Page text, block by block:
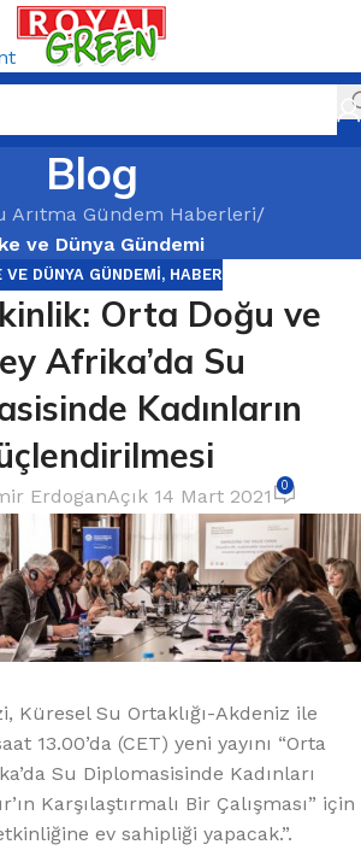
Blog
Arıtma Gündem Haberleri/
ve Dünya Gündemi
VE DÜNYA GÜNDEMI, HABER
Orta Doğu ve
Afrika’da Su
Kadınların
ErdoganAçık 14 Mart 2021 0
Küresel Su Ortaklığı-Akdeniz ile
13.00’da (CET) yeni yayını “Orta
Su Diplomasisinde Kadınları
Karşılaştırmalı Bir Çalışması” için
ev sahipliği yapacak.”.